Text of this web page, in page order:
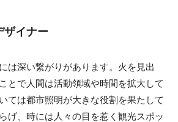
ザイナー
は深い繋がりがあります。火を見出
とで人間は活動領域や時間を拡大して
ては都市照明が大きな役割を果たして
げ、時には人々の目を惹く観光スポッ